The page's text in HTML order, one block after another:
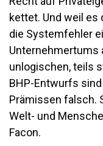
kettet. Und weil es
die Systemfehler
Unternehmertums
unlogischen, teils
BHP-Entwurfs
Prämissen falsch.
Welt- und
Facon.